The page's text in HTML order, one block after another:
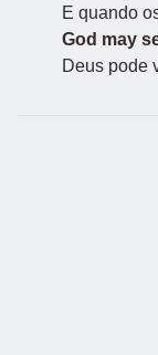
E quando
God may
Deus pode